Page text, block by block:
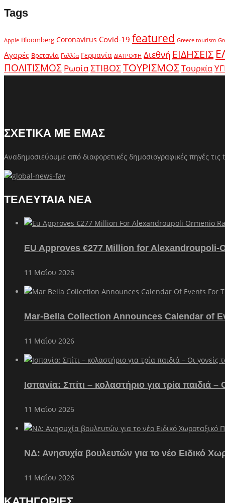
Tags
Apple Bloomberg Coronavirus Covid-19 featured Greece tourism
Αγορές Βρετανία Γαλλία Γερμανία ΔΙΑΤΡΟΦΗ Διεθνή ΕΙΔΗΣΕΙΣ
ΠΟΛΙΤΙΣΜΟΣ ΡωσίαΣΤΙΒΟΣΤΟΥΡΙΣΜΟΣΤουρκία
ΣΧΕΤΙΚΑ ΜΕ ΕΜΑΣ
Αναδημοσιεύουμε από διαφορετικές δημοσιογραφικές πηγές
ΤΕΛΕΥΤΑΙΑ ΝΕΑ
EU Approves €277 Million for Alexandroupoli-
11 Μαΐου 2026
Mar-Bella Collection Announces Calendar of
11 Μαΐου 2026
Ισπανία: Σπίτι – κολαστήριο για τρία παιδιά
11 Μαΐου 2026
ΝΔ: Ανησυχία βουλευτών για το νέο Ειδικό
11 Μαΐου 2026